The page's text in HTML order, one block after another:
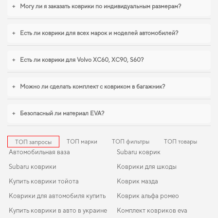
, коврики в салон для nissan juke
логично дополнят оснащение
салона. Будем рады и в дальнейшем помогать вам ухаживать за
качества.
+ Могу ли я заказать коврики по индивидуальным размерам?
+ Есть ли коврики для всех марок и моделей автомобилей?
+ Есть ли коврики для Volvo XC60, XC90, S60?
+ Можно ли сделать комплект с ковриком в багажник?
+ Безопасный ли материал EVA?
ТОП запросы ТОП марки ТОП фильтры ТОП товары
Автомобильная ваза
Subaru коврики
Купить коврики тойота
Коврики для автомобиля купить
Купить коврики в авто в украине
Subaru коврик
Коврики для шкоды
Коврик мазда
Коврик альфа ромео
Комплект ковриков eva